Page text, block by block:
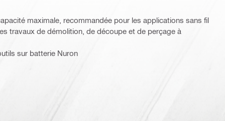
maximale, recommandée pour les applications sans fil
travaux de démolition, de découpe et de perçage à
sur batterie Nuron